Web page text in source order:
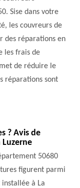
Sise dans votre
les couvreurs de
des réparations en
les frais de
de réduire le
réparations sont
? Avis de
Luzerne
50680
figurent parmi
à La